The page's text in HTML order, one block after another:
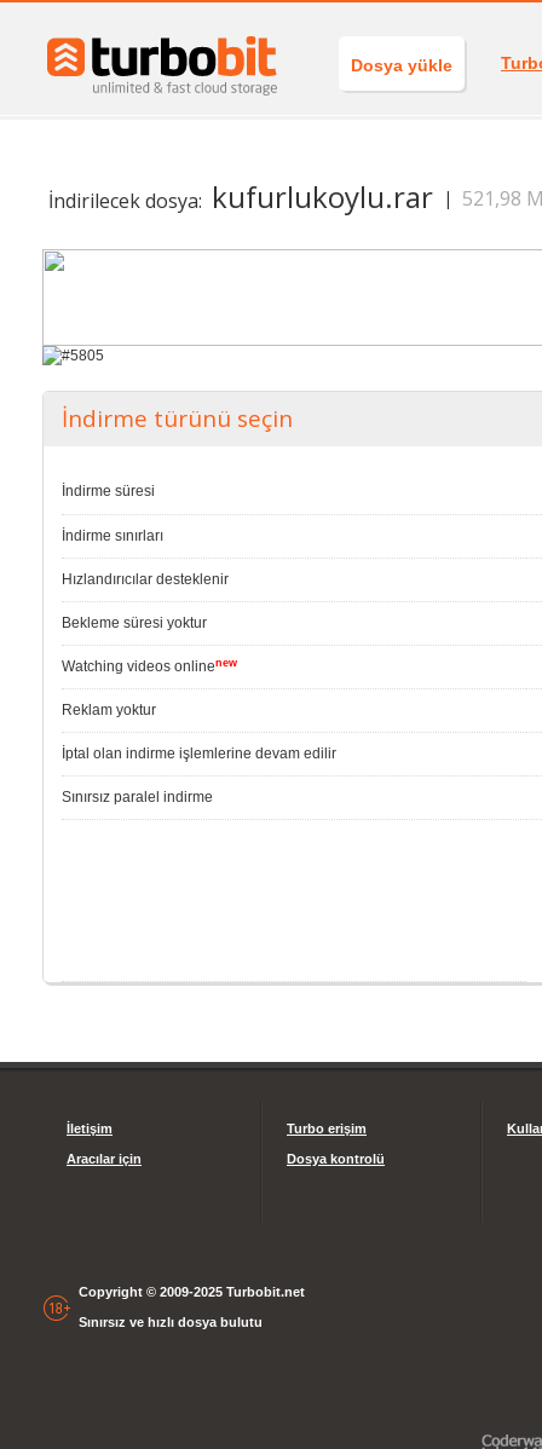
Dosya yükle
İndirilecek dosya: kufurlukoylu.rar | 521,98
İndirme türünü seçin
İndirme süresi
İndirme sınırları
Hızlandırıcılar desteklenir
Bekleme süresi yoktur
Watching videos onlinenew
Reklam yoktur
İptal olan indirme işlemlerine devam edilir
Sınırsız paralel indirme
İletişim
Aracılar için
Turbo erişim
Dosya kontrolü
Copyright © 2009-2025 Turbobit.net
Sınırsız ve hızlı dosya bulutu